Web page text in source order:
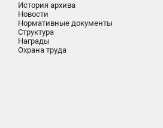
История архива
Новости
Нормативные документы
Структура
Награды
Охрана труда